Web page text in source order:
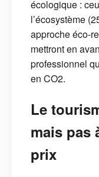
écologique :
l’écosystème
approche éco-
mettront en
professionnel
en CO2.
Le
mais pas
prix